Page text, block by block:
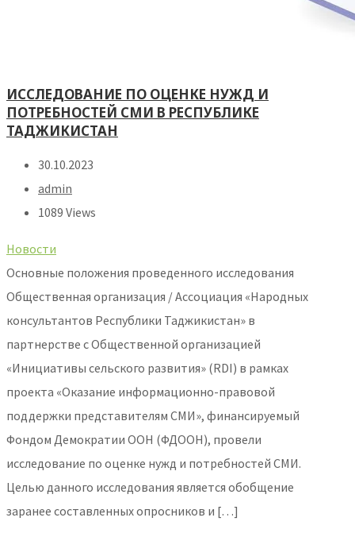
ИССЛЕДОВАНИЕ ПО ОЦЕНКЕ НУЖД И
ПОТРЕБНОСТЕЙ СМИ В РЕСПУБЛИКЕ
ТАДЖИКИСТАН
30.10.2023
admin
1089 Views
Новости
Основные положения проведенного исследования
Общественная организация / Ассоциация «Народных
консультантов Республики Таджикистан» в
партнерстве с Общественной организацией
«Инициативы сельского развития» (RDI) в рамках
проекта «Оказание информационно-правовой
поддержки представителям СМИ», финансируемый
Фондом Демократии ООН (ФДООН), провели
исследование по оценке нужд и потребностей СМИ.
Целью данного исследования является обобщение
заранее составленных опросников и […]